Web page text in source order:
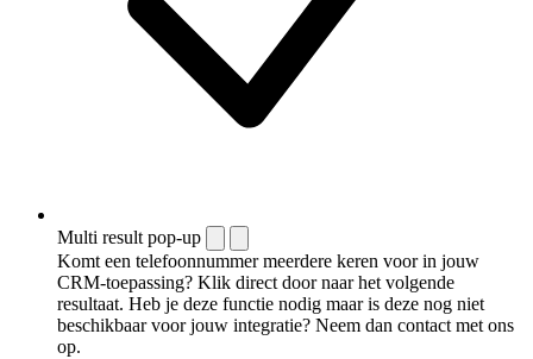
Multi result pop-up
Komt een telefoonnummer meerdere keren voor in jouw
CRM-toepassing? Klik direct door naar het volgende
resultaat. Heb je deze functie nodig maar is deze nog niet
beschikbaar voor jouw integratie? Neem dan contact met ons
op.